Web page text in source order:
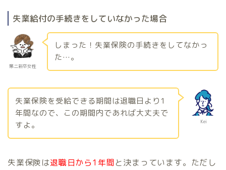
失業給付の手続きをしていなかった場合
第二新卒女性
しまった！失業保険の手続きをしてなかっ
た…。
Kei
失業保険を受給できる期間は退職日より1
年間なので、この期間内であれば大丈夫で
すよ。
失業保険は退職日から1年間と決まっています。ただし